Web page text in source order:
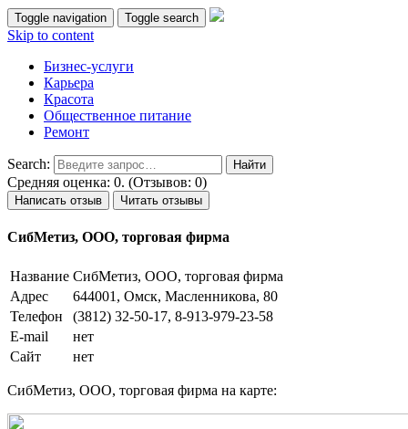
Toggle navigation Toggle search
Skip to content
Бизнес-услуги
Карьера
Красота
Общественное питание
Ремонт
Search:
Средняя оценка: 0. (Отзывов: 0)
Написать отзыв Читать отзывы
СибМетиз, ООО, торговая фирма
Название СибМетиз, ООО, торговая фирма
Адрес
644001, Омск, Масленникова, 80
Телефон
(3812) 32-50-17, 8-913-979-23-58
E-mail
нет
Сайт
нет
СибМетиз, ООО, торговая фирма на карте: